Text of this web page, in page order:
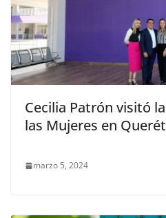
Cecilia Patrón visitó
las Mujeres en
marzo 5, 2024